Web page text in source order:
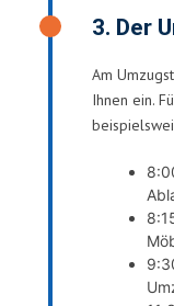
3. Der
Am
Ihnen ein.